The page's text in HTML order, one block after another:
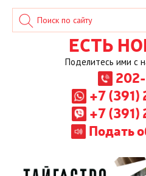
ЕСТЬ
Поделитесь ими с
+7
+7
Подать